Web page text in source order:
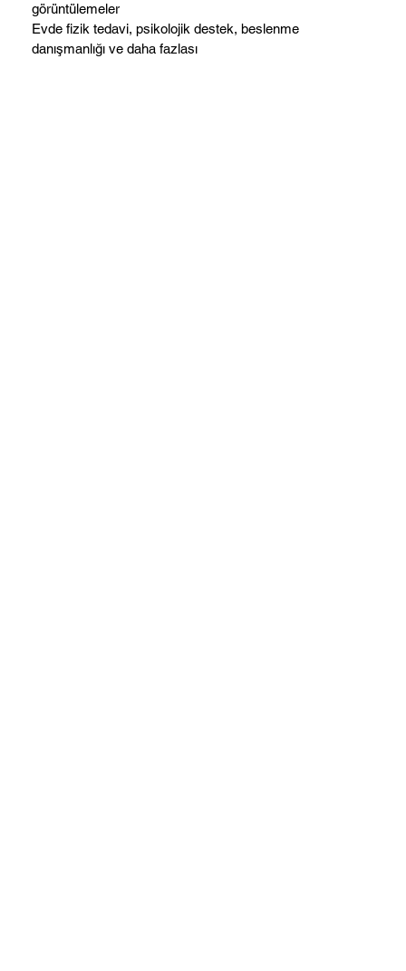
görüntülemeler
Evde fizik tedavi, psikolojik destek, beslenme
danışmanlığı ve daha fazlası